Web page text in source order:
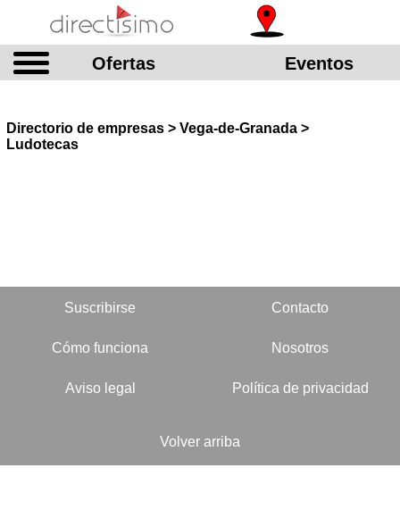
Ofertas Eventos
Directorio de empresas > Vega-de-Granada >
Ludotecas
Suscribirse Contacto
Cómo funciona Nosotros
Aviso legal Política de privacidad
Volver arriba